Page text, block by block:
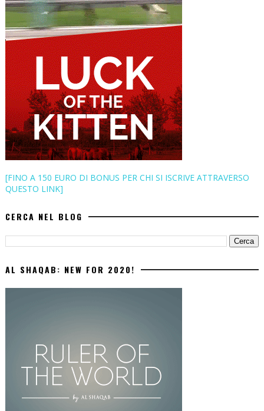
[FINO A 150 EURO DI BONUS PER CHI SI ISCRIVE ATTRAVERSO
QUESTO LINK]
CERCA NEL BLOG
AL SHAQAB: NEW FOR 2020!